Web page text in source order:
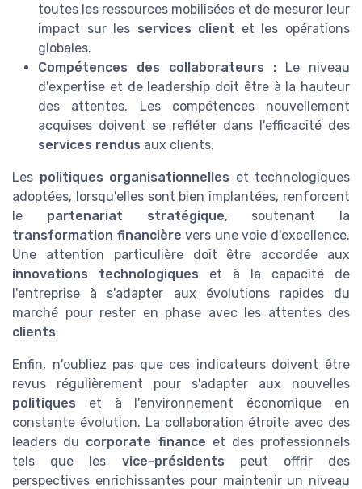
toutes les ressources mobilisées et de mesurer leur
impact sur les services client et les opérations
globales.
Compétences des collaborateurs : Le niveau
d'expertise et de leadership doit être à la hauteur
des attentes. Les compétences nouvellement
acquises doivent se refléter dans l'efficacité des
services rendus aux clients.
Les politiques organisationnelles et technologiques
adoptées, lorsqu'elles sont bien implantées, renforcent
le partenariat stratégique, soutenant la
transformation financière vers une voie d'excellence.
Une attention particulière doit être accordée aux
innovations technologiques et à la capacité de
l'entreprise à s'adapter aux évolutions rapides du
marché pour rester en phase avec les attentes des
clients.
Enfin, n'oubliez pas que ces indicateurs doivent être
revus régulièrement pour s'adapter aux nouvelles
politiques et à l'environnement économique en
constante évolution. La collaboration étroite avec des
leaders du corporate finance et des professionnels
tels que les vice-présidents peut offrir des
perspectives enrichissantes pour maintenir un niveau